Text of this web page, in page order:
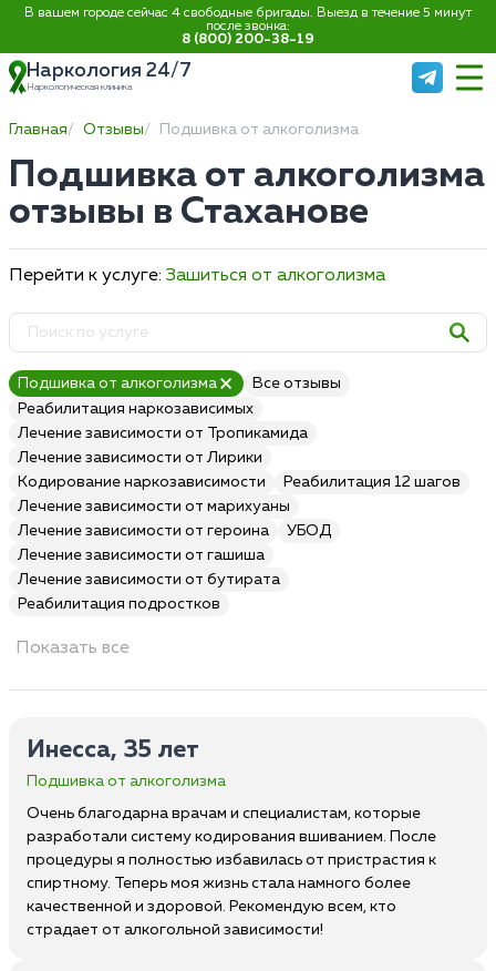
В вашем городе сейчас 4 свободные бригады. Выезд в течение 5 минут
после звонка:
8 (800) 200-38-19
Наркология 24/7
Наркологическая клиника
Главная Отзывы Подшивка от алкоголизма
Подшивка от алкоголизма
отзывы в Стаханове
Перейти к услуге: Зашиться от алкоголизма
Подшивка от алкоголизма
Все отзывы
Реабилитация наркозависимых
Лечение зависимости от Тропикамида
Лечение зависимости от Лирики
Кодирование наркозависимости
Реабилитация 12 шагов
Лечение зависимости от марихуаны
Лечение зависимости от героина
УБОД
Лечение зависимости от гашиша
Лечение зависимости от бутирата
Реабилитация подростков
Показать все
Инесса, 35 лет
Подшивка от алкоголизма
Очень благодарна врачам и специалистам, которые
разработали систему кодирования вшиванием. После
процедуры я полностью избавилась от пристрастия к
спиртному. Теперь моя жизнь стала намного более
качественной и здоровой. Рекомендую всем, кто
страдает от алкогольной зависимости!